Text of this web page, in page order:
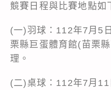
競賽日程與比賽地點如
(一)羽球：112年7月5
栗縣巨蛋體育館(苗栗
理。
(二)桌球：112年7月